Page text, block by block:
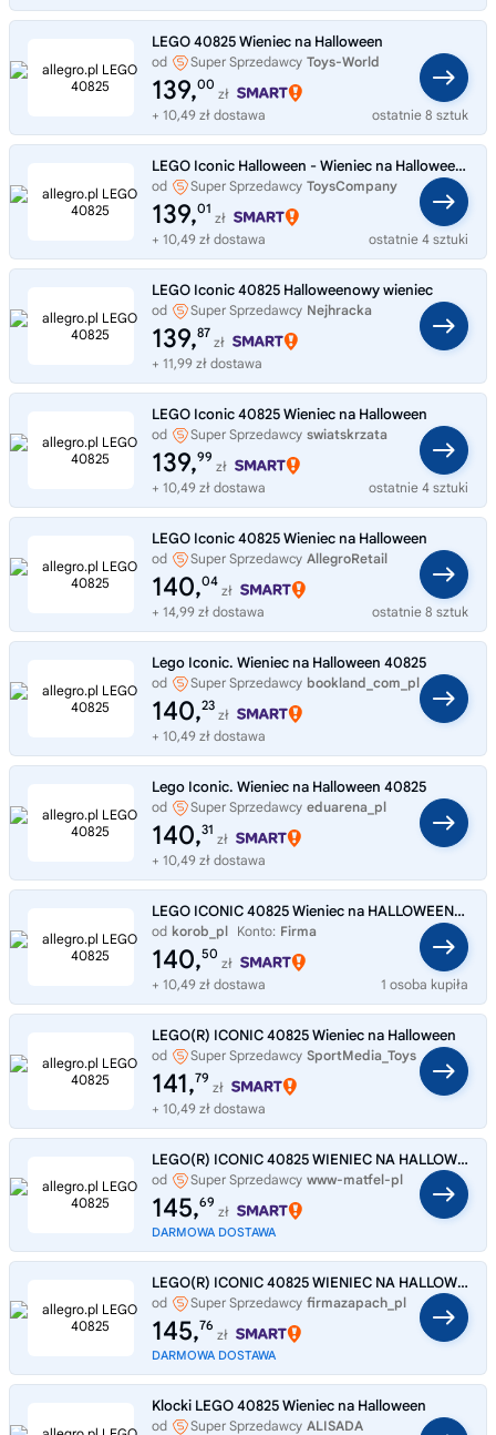
LEGO 40825 Wieniec na Halloween
od Super Sprzedawcy Toys-World
139,00
zł
+ 10,49 zł dostawa
ostatnie 8 sztuk
LEGO Iconic Halloween - Wieniec na Halloween 40825 PRZEDSPRZEDAŻ
od Super Sprzedawcy ToysCompany
139,01
zł
+ 10,49 zł dostawa
ostatnie 4 sztuki
LEGO Iconic 40825 Halloweenowy wieniec
od Super Sprzedawcy Nejhracka
139,87
zł
+ 11,99 zł dostawa
LEGO Iconic 40825 Wieniec na Halloween
od Super Sprzedawcy swiatskrzata
139,99
zł
+ 10,49 zł dostawa
ostatnie 4 sztuki
LEGO Iconic 40825 Wieniec na Halloween
od Super Sprzedawcy AllegroRetail
140,04
zł
+ 14,99 zł dostawa
ostatnie 8 sztuk
Lego Iconic. Wieniec na Halloween 40825
od Super Sprzedawcy bookland_com_pl
140,23
zł
+ 10,49 zł dostawa
Lego Iconic. Wieniec na Halloween 40825
od Super Sprzedawcy eduarena_pl
140,31
zł
+ 10,49 zł dostawa
LEGO ICONIC 40825 Wieniec na HALLOWEEN, zestaw klocków 12+
od korob_pl Konto: Firma
140,50
zł
+ 10,49 zł dostawa
1 osoba kupiła
LEGO(R) ICONIC 40825 Wieniec na Halloween
od Super Sprzedawcy SportMedia_Toys
141,79
zł
+ 10,49 zł dostawa
LEGO(R) ICONIC 40825 WIENIEC NA HALLOWEEN
od Super Sprzedawcy www-matfel-pl
145,69
zł
DARMOWA DOSTAWA
LEGO(R) ICONIC 40825 WIENIEC NA HALLOWEEN
od Super Sprzedawcy firmazapach_pl
145,76
zł
DARMOWA DOSTAWA
Klocki LEGO 40825 Wieniec na Halloween
od Super Sprzedawcy ALISADA